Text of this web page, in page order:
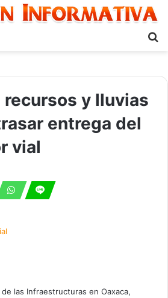
recursos y lluvias
entrega del
vial
las Infraestructuras en Oaxaca,